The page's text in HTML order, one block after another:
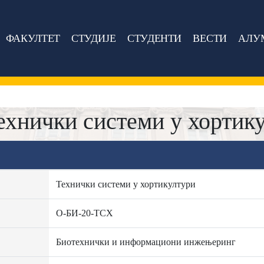
ФАКУЛТЕТ СТУДИЈЕ СТУДЕНТИ ВЕСТИ
системи у
Технички системи у хортикултури
О-БИ-20-ТСХ
Биотехнички и информациони инжењеринг